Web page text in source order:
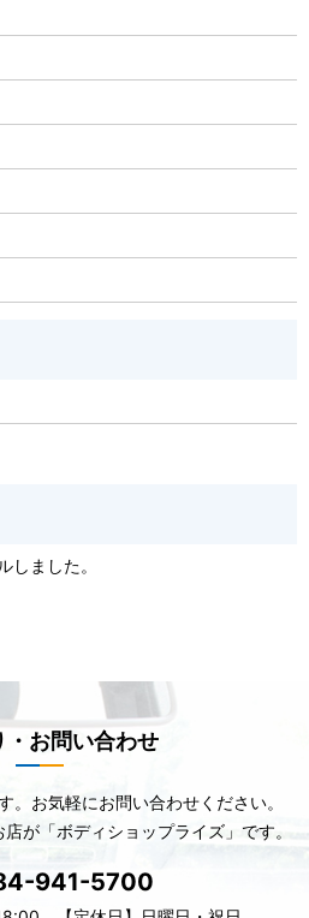
しました。
・お問い合わせ
。お気軽にお問い合わせください。
が「ボディショップライズ」です。
941-5700